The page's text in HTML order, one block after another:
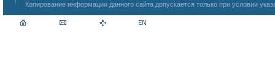
Копирование информации данного сайта допускается только при условии